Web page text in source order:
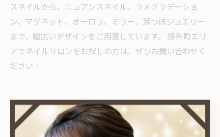
スネイルから、ニュアンスネイル、ラメグラデーショ
ン、マグネット、オーロラ、ミラー、耳つぼジュエリー
まで、幅広いデザインをご用意しています。 錦糸町エリ
アでネイルサロンをお探しの方は、ぜひお問い合わせく
ださい！
< 前のページ 一覧に戻る 次のページ >